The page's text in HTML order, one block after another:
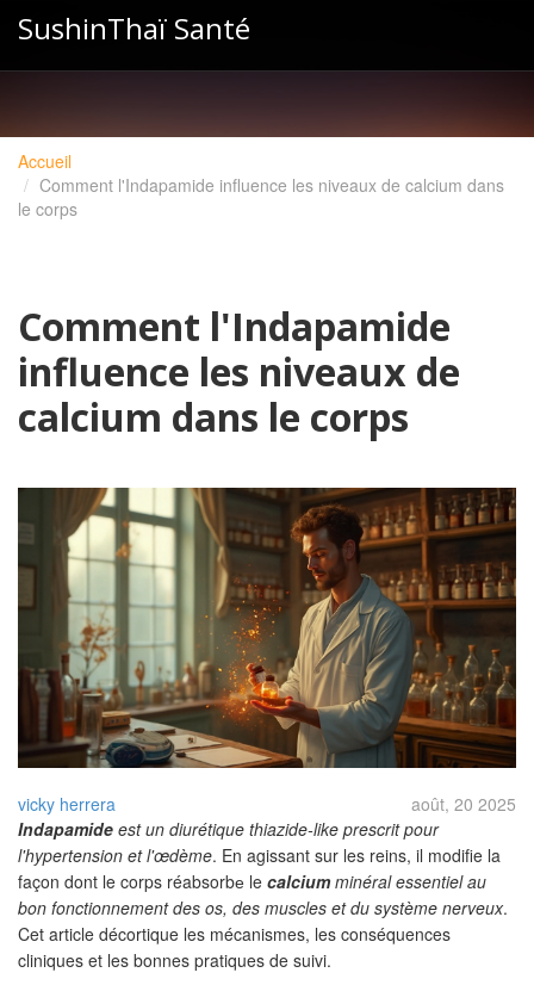
SushinThaï Santé
Accueil
Comment l'Indapamide influence les niveaux de calcium dans
le corps
Comment l'Indapamide
influence les niveaux de
calcium dans le corps
vicky herrera
août, 20 2025
Indapamide est un diurétique thiazide‑like prescrit pour
l'hypertension et l'œdème. En agissant sur les reins, il modifie la
façon dont le corps réabsorbе le calcium minéral essentiel au
bon fonctionnement des os, des muscles et du système nerveux.
Cet article décortique les mécanismes, les conséquences
cliniques et les bonnes pratiques de suivi.